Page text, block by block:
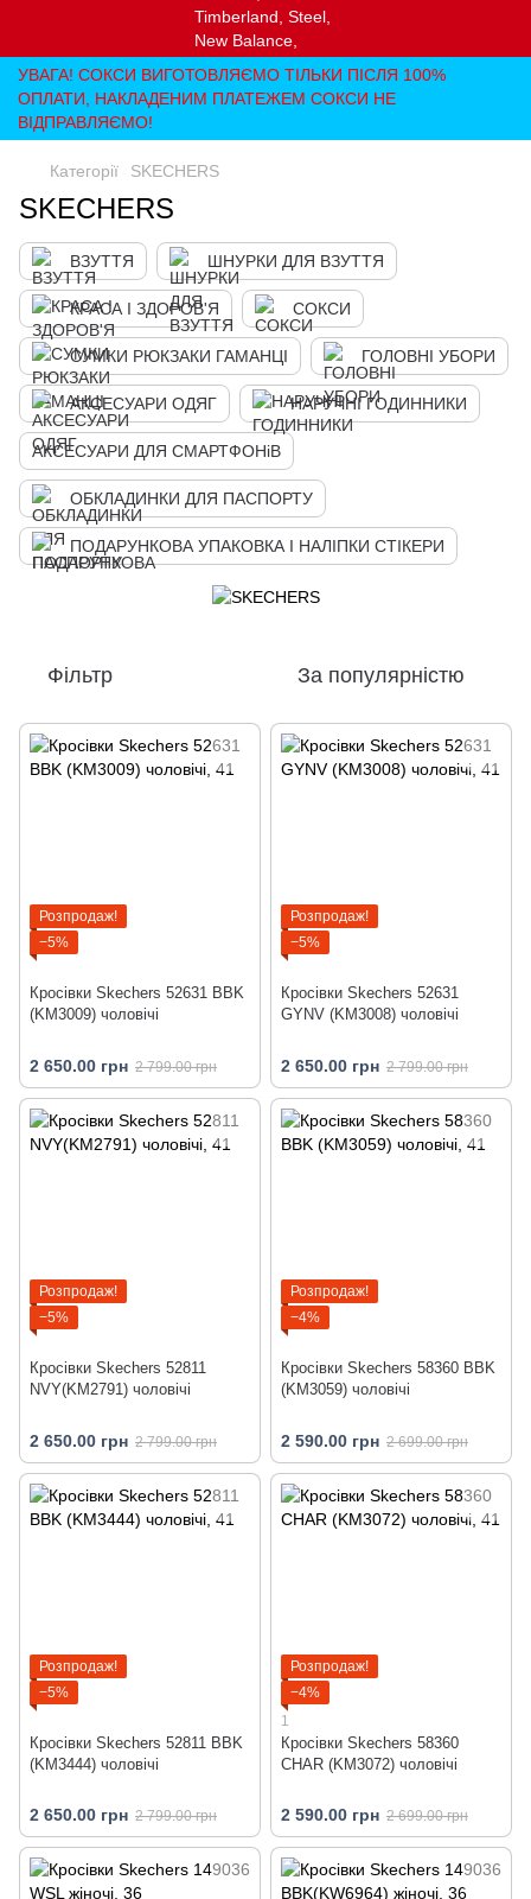
УВАГА! СОКСИ ВИГОТОВЛЯЄМО ТІЛЬКИ ПІСЛЯ 100%
ОПЛАТИ, НАКЛАДЕНИМ ПЛАТЕЖЕМ СОКСИ НЕ
ВІДПРАВЛЯЄМО!
Категорії SKECHERS
SKECHERS
ВЗУТТЯ ШНУРКИ ДЛЯ ВЗУТТЯ
КРАСА І ЗДОРОВ'Я СОКСИ
СУМКИ РЮКЗАКИ ГАМАНЦІ ГОЛОВНІ УБОРИ
АКСЕСУАРИ ОДЯГ НАРУЧНІ ГОДИННИКИ
АКСЕСУАРИ ДЛЯ СМАРТФОНіВ
ОБКЛАДИНКИ ДЛЯ ПАСПОРТУ
ПОДАРУНКОВА УПАКОВКА І НАЛІПКИ СТІКЕРИ
Фільтр За популярністю
Розпродаж!
−5%
Кросівки Skechers 52631 BBK
(KM3009) чоловічі
2 650.00 грн 2 799.00 грн
Розпродаж!
−5%
Кросівки Skechers 52631
GYNV (KM3008) чоловічі
2 650.00 грн 2 799.00 грн
Розпродаж!
−5%
Кросівки Skechers 52811
NVY(KM2791) чоловічі
2 650.00 грн 2 799.00 грн
Розпродаж!
−4%
Кросівки Skechers 58360 BBK
(KM3059) чоловічі
2 590.00 грн 2 699.00 грн
Розпродаж!
−5%
Кросівки Skechers 52811 BBK
(KM3444) чоловічі
2 650.00 грн 2 799.00 грн
Розпродаж!
−4%
1
Кросівки Skechers 58360
CHAR (KM3072) чоловічі
2 590.00 грн 2 699.00 грн